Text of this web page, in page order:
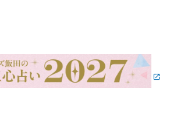
由」があります。
、同僚、推し……じつは全員占えま